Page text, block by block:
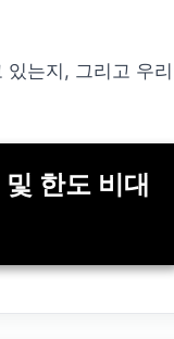
는지, 그리고 우리
한도 비대